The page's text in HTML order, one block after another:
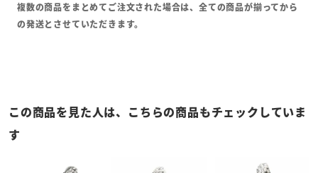
複数の商品をまとめてご注文された場合は、全ての商品が揃ってから
の発送とさせていただきます。
この商品を見た人は、こちらの商品もチェックしていま
す